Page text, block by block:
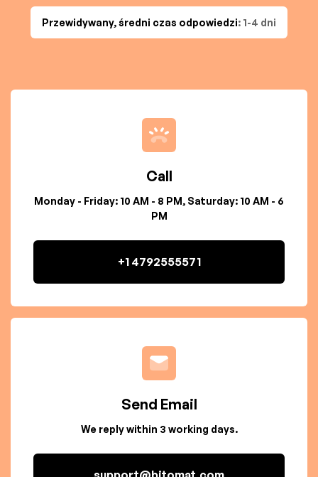
Przewidywany, średni czas odpowiedzi: 1-4 dni
Call
Monday - Friday: 10 AM - 8 PM, Saturday: 10 AM - 6
PM
+1 4792555571
Send Email
We reply within 3 working days.